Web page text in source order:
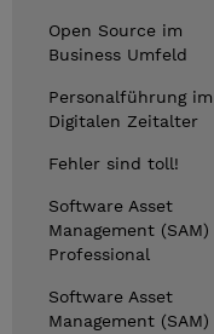
Open Source im
Business Umfeld
Personalführung im
Digitalen Zeitalter
Fehler sind toll!
Software Asset
Management (SAM)
Professional
Software Asset
Management (SAM)